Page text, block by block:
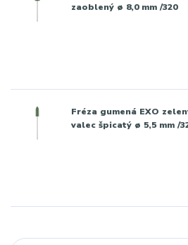
zaoblený ø 8,0 mm /320
Fréza gumená EXO
valec špicatý ø 5,5 mm /